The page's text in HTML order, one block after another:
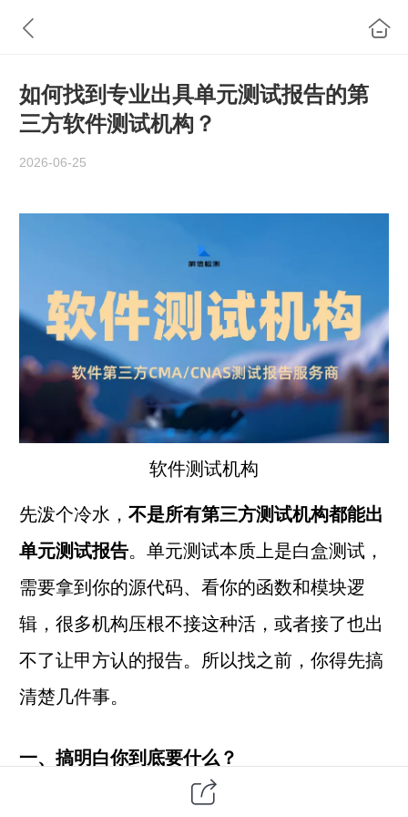
如何找到专业出具单元测试报告的第
三方软件测试机构？
2026-06-25
软件测试机构
先泼个冷水， 不是所有第三方测试机构都能出
单元测试报告。单元测试本质上是白盒测试，
需要拿到你的源代码、看你的函数和模块逻
辑，很多机构压根不接这种活，或者接了也出
不了让甲方认的报告。所以找之前，你得先搞
清楚几件事。
一、搞明白你到底要什么？